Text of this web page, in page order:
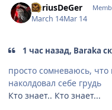
DariusDeGer
March 14Mar 14
1 час назад, Baraka
просто сомневаюсь,
наколдовал себе грудь
Кто знает.. Кто знает...